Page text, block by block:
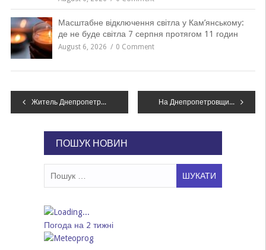
Масштабне відключення світла у Кам’янському:
де не буде світла 7 серпня протягом 11 годин
August 6, 2026 0 Comment
Навігація
Житель Днепропетровщины на улице нашел боевой снаряд: что делать в таких случаях, – ФОТО На Днепропетровщине подопечных интерната пытали и принуждали к сексу со смотрителями, – ФОТО
ПОШУК НОВИН
Погода на 2 тижні